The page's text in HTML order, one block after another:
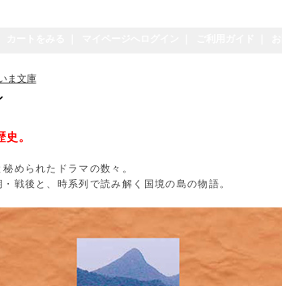
ま文庫
。
められたドラマの数々。
戦後と、時系列で読み解く国境の島の物語。